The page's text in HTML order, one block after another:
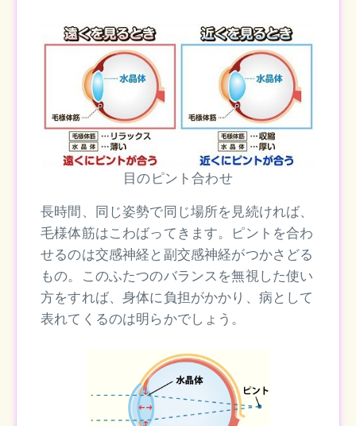
目のピント合わせ
長時間、同じ姿勢で同じ場所を見続ければ、
毛様体筋はこわばってきます。ピントを合わ
せるのは交感神経と副交感神経がつかさどる
もの。このふたつのバランスを無視した使い
方をすれば、身体に負担がかかり、病として
表れてくるのは明らかでしょう。